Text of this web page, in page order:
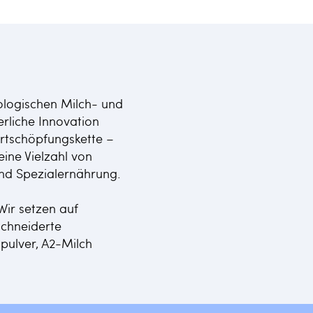
Milch- und
Innovation
–
Vielzahl von
Spezialernährung.
setzen auf
A2-Milch